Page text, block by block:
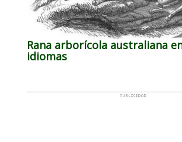
Rana arborícola australiana
idiomas